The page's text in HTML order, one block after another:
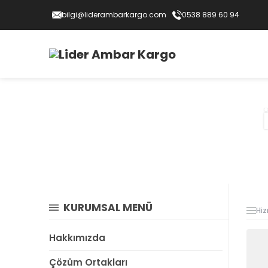
bilgi@liderambarkargo.com 0538 889 60 94
KURUMSAL MENÜ
Hakkımızda
Çözüm Ortakları